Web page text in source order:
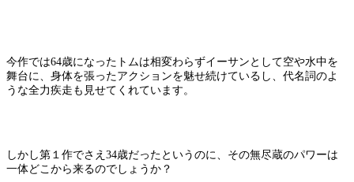
今作では64歳になったトムは相変わらずイーサンとして空や水中を
舞台に、身体を張ったアクションを魅せ続けているし、代名詞のよ
うな全力疾走も見せてくれています。
しかし第１作でさえ34歳だったというのに、その無尽蔵のパワーは
一体どこから来るのでしょうか？